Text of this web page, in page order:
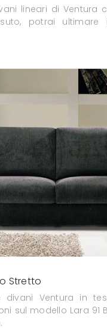
lineari di Ventura
potrai ultimare
Stretto
divani Ventura in
sul modello Lara 91